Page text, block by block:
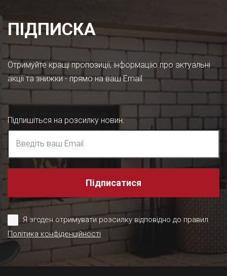
ПІДПИСКА
Отримуйте кращі пропозиції, інформацію про актуальні
акції та знижки - прямо на ваш Email
Підпишіться на розсилку новин:
Підписатися
Я згоден отримувати розсилку відповідно до правил
Політика конфіденційності